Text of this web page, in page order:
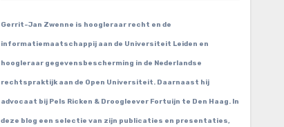
Gerrit-Jan Zwenne is hoogleraar recht en de
informatiemaatschappij aan de Universiteit Leiden en
hoogleraar gegevensbescherming in de Nederlandse
rechtspraktijk aan de Open Universiteit. Daarnaast hij
advocaat bij Pels Ricken & Droogleever Fortuijn te Den Haag. In
deze blog een selectie van zijn publicaties en presentaties,